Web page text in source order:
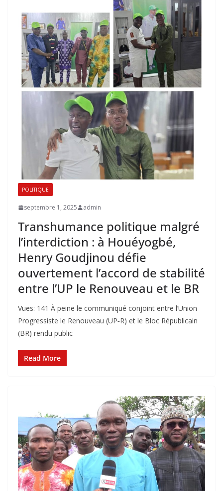
POLITIQUE
septembre 1, 2025 admin
Transhumance politique malgré
l’interdiction : à Houéyogbé,
Henry Goudjinou défie
ouvertement l’accord de stabilité
entre l’UP le Renouveau et le BR
Vues: 141 À peine le communiqué conjoint entre l’Union
Progressiste le Renouveau (UP‑R) et le Bloc Républicain
(BR) rendu public
Read More